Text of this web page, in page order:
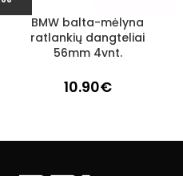
BMW balta-mėlyna
ratlankių dangteliai
56mm 4vnt.
10.90€